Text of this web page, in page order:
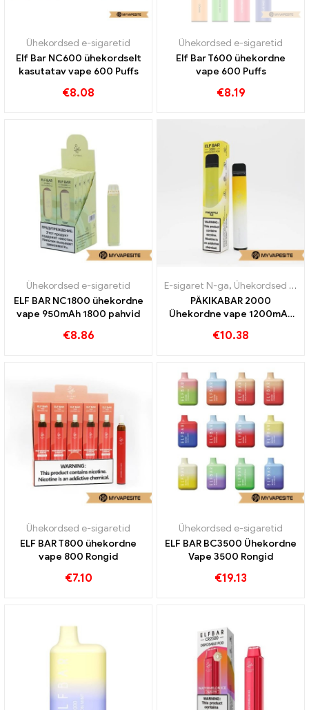
Ühekordsed e-sigaretid
Elf Bar NC600 ühekordselt
kasutatav vape 600 Puffs
€8.08
Ühekordsed e-sigaretid
Elf Bar T600 ühekordne
vape 600 Puffs
€8.19
Ühekordsed e-sigaretid
ELF BAR NC1800 ühekordne
vape 950mAh 1800 pahvid
€8.86
E-sigaret N-ga, Ühekordsed e-sigaretid
PÄKIKABAR 2000
Ühekordne vape 1200mAh
€10.38
Ühekordsed e-sigaretid
ELF BAR T800 ühekordne
vape 800 Rongid
€7.10
Ühekordsed e-sigaretid
ELF BAR BC3500 Ühekordne
Vape 3500 Rongid
€19.13